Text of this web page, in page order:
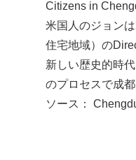
Citizens in
米国人のジョン
住宅地域）の
新しい歴史的時
のプロセスで成
ソース：